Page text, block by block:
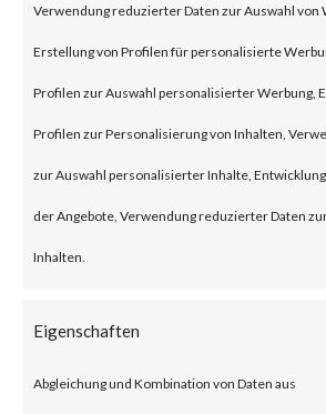
Verwendung reduzierter Daten zur Auswahl von
Erstellung von Profilen für personalisierte
Profilen zur Auswahl personalisierter Werbung,
Profilen zur Personalisierung von Inhalten,
zur Auswahl personalisierter Inhalte,
der Angebote, Verwendung reduzierter Daten
Inhalten.
Eigenschaften
Abgleichung und Kombination von Daten aus
To be vulnerable,
gateway or as an
authentication,